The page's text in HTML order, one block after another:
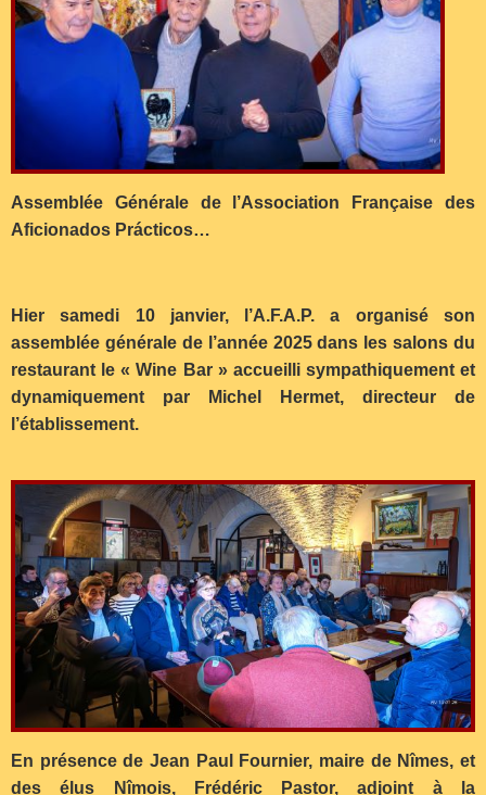
Assemblée Générale de l’Association Française des
Aficionados Prácticos…
Hier samedi 10 janvier, l’A.F.A.P. a organisé son
assemblée générale de l’année 2025 dans les salons du
restaurant le « Wine Bar » accueilli sympathiquement et
dynamiquement par Michel Hermet, directeur de
l’établissement.
En présence de Jean Paul Fournier, maire de Nîmes, et
des élus Nîmois, Frédéric Pastor, adjoint à la